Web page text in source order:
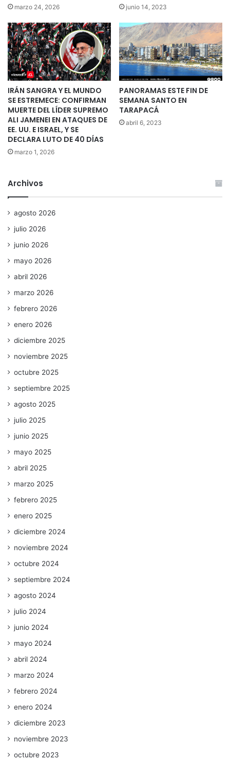
marzo 24, 2026 junio 14, 2023
IRÁN SANGRA Y EL MUNDO
SE ESTREMECE: CONFIRMAN
MUERTE DEL LÍDER SUPREMO
ALI JAMENEI EN ATAQUES DE
EE. UU. E ISRAEL, Y SE
DECLARA LUTO DE 40 DÍAS
marzo 1, 2026
PANORAMAS ESTE FIN DE
SEMANA SANTO EN
TARAPACÁ
abril 6, 2023
Archivos
agosto 2026
julio 2026
junio 2026
mayo 2026
abril 2026
marzo 2026
febrero 2026
enero 2026
diciembre 2025
noviembre 2025
octubre 2025
septiembre 2025
agosto 2025
julio 2025
junio 2025
mayo 2025
abril 2025
marzo 2025
febrero 2025
enero 2025
diciembre 2024
noviembre 2024
octubre 2024
septiembre 2024
agosto 2024
julio 2024
junio 2024
mayo 2024
abril 2024
marzo 2024
febrero 2024
enero 2024
diciembre 2023
noviembre 2023
octubre 2023